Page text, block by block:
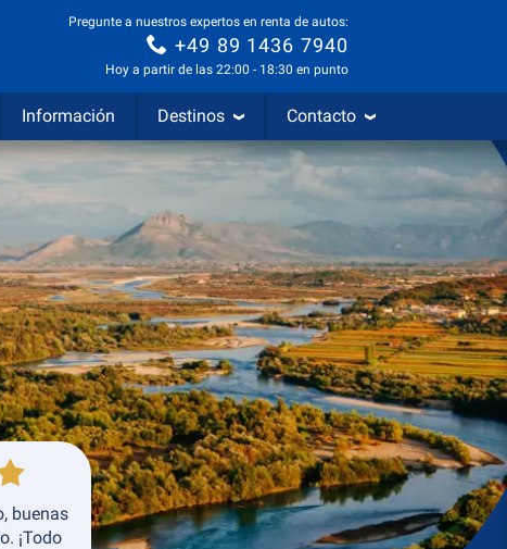
Pregunte a nuestros expertos en renta de autos:
+49 89 1436 7940
Hoy a partir de las 22:00 - 18:30 en punto
Información Destinos Contacto
buenas
¡Todo